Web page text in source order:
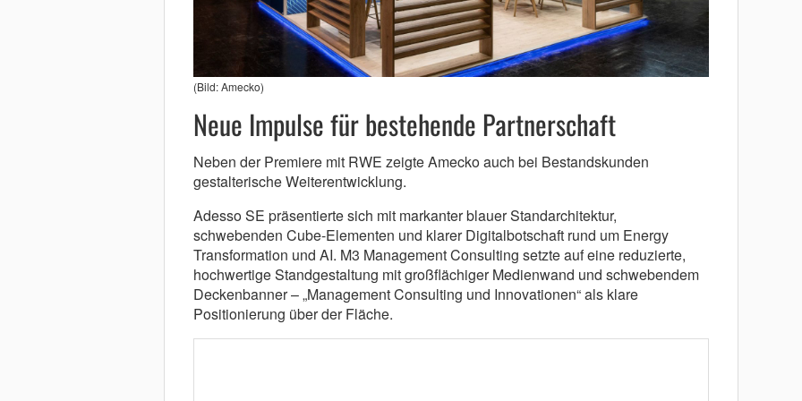
(Bild: Amecko)
Neue Impulse für bestehende Partnerschaft
Neben der Premiere mit RWE zeigte Amecko auch bei Bestandskunden
gestalterische Weiterentwicklung.
Adesso SE präsentierte sich mit markanter blauer Standarchitektur,
schwebenden Cube-Elementen und klarer Digitalbotschaft rund um Energy
Transformation und AI. M3 Management Consulting setzte auf eine reduzierte,
hochwertige Standgestaltung mit großflächiger Medienwand und schwebendem
Deckenbanner – „Management Consulting und Innovationen“ als klare
Positionierung über der Fläche.